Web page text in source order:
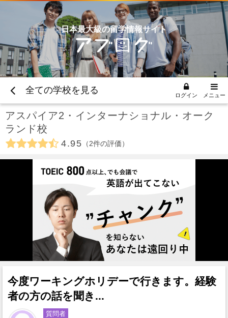
日本最大級の留学情報サイト
全ての学校を見る ログイン メニュー
アスパイア2・インターナショナル・オーク
ランド校
4.95 2件の評価
今度ワーキングホリデーで行きます。経験
者の方の話を聞き...
質問者